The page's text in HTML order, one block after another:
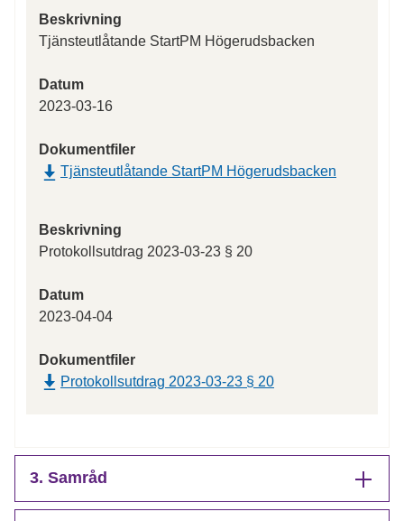
Beskrivning
Tjänsteutlåtande StartPM Högerudsbacken
Datum
2023-03-16
Dokumentfiler
Tjänsteutlåtande StartPM Högerudsbacken
Beskrivning
Protokollsutdrag 2023-03-23 § 20
Datum
2023-04-04
Dokumentfiler
Protokollsutdrag 2023-03-23 § 20
3. Samråd